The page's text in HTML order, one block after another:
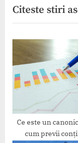
o
u
s
o
s
t
P
o
t
:
Citeste stiri
Ce este un
cum previi